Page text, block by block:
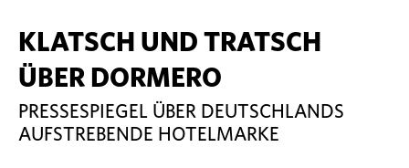
KLATSCH UND TRATSCH
ÜBER DORMERO
PRESSESPIEGEL ÜBER DEUTSCHLANDS
AUFSTREBENDE HOTELMARKE